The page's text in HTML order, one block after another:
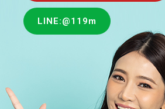
LINE:@119m